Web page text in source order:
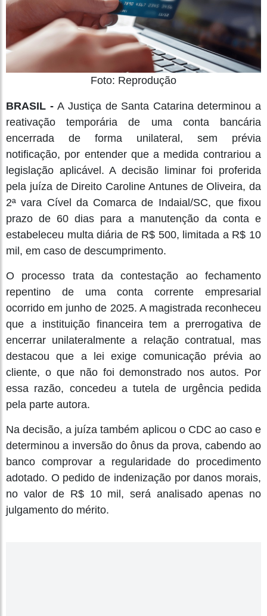
Foto: Reprodução
BRASIL -A Justiça de Santa Catarina determinou a
reativação temporária de uma conta bancária
encerrada de forma unilateral, sem prévia
notificação, por entender que a medida contrariou a
legislação aplicável. A decisão liminar foi proferida
pela juíza de Direito Caroline Antunes de Oliveira, da
2ª vara Cível da Comarca de Indaial/SC, que fixou
prazo de 60 dias para a manutenção da conta e
estabeleceu multa diária de R$ 500, limitada a R$ 10
mil, em caso de descumprimento.
O processo trata da contestação ao fechamento
repentino de uma conta corrente empresarial
ocorrido em junho de 2025. A magistrada reconheceu
que a instituição financeira tem a prerrogativa de
encerrar unilateralmente a relação contratual, mas
destacou que a lei exige comunicação prévia ao
cliente, o que não foi demonstrado nos autos. Por
essa razão, concedeu a tutela de urgência pedida
pela parte autora.
Na decisão, a juíza também aplicou o CDC ao caso e
determinou a inversão do ônus da prova, cabendo ao
banco comprovar a regularidade do procedimento
adotado. O pedido de indenização por danos morais,
no valor de R$ 10 mil, será analisado apenas no
julgamento do mérito.